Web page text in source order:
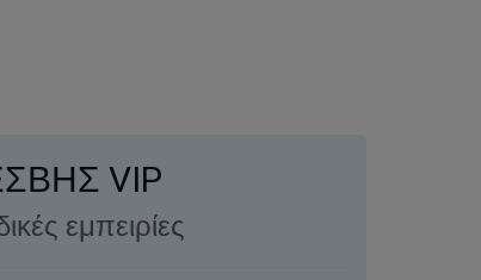
VIP
εμπειρίες